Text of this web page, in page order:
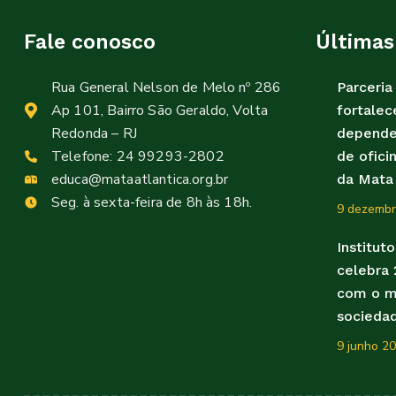
Fale conosco
Rua General Nelson de Melo nº 286
Ap 101, Bairro São Geraldo, Volta
Redonda – RJ
Telefone: 24 99293-2802
educa@mataatlantica.org.br
Seg. à sexta-feira de 8h às 18h.
de
da
9
celebra
com o
9 junho